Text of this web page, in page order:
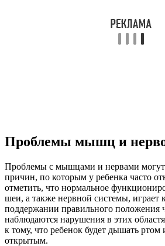
Проблемы мышц и
Проблемы с мышцами и нервами могут
причин, по которым у ребенка часто
отметить, что нормальное
шеи, а также нервной системы, играет
поддержании правильного положения
наблюдаются нарушения в этих
к тому, что ребенок будет дышать ртом
открытым.